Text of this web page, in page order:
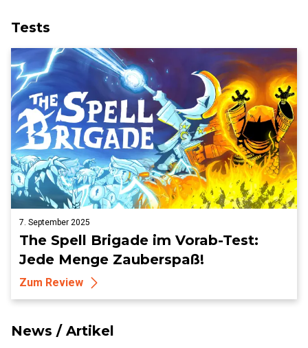
Tests
7. September 2025
The Spell Brigade im Vorab-Test:
Jede Menge Zauberspaß!
Zum Review
News / Artikel